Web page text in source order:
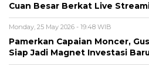
Cuan Besar Berkat Live
Monday, 25 May 2026 - 19:48 WIB
Pamerkan Capaian Moncer,
Siap Jadi Magnet Investasi